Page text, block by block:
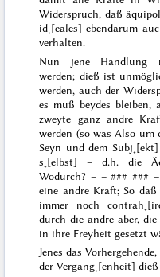
Widerspruch, daß
id˖[eales] ebendarum
verhalten.
Nun jene Handlung
werden; dieß ist
werden, auch der
es muß beydes bleiben,
zweyte ganz andre
werden (so was Also um
Seyn und dem
s˖[elbst] – d.h. die
Wodurch? – –### ###
eine andre Kraft; So
immer noch
durch die andre aber,
in ihre Freyheit gesetzt
Jenes das
der Vergang˖[enheit]